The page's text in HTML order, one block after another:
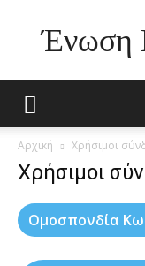
Ένωση
Αρχική Χρήσιμοι
Χρήσιμοι
Ομοσπονδία